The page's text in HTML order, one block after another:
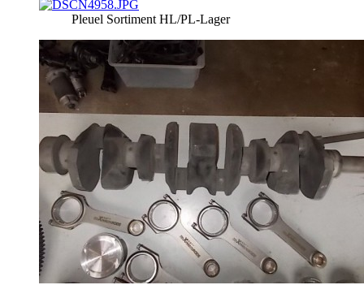
Pleuel Sortiment HL/PL-Lager